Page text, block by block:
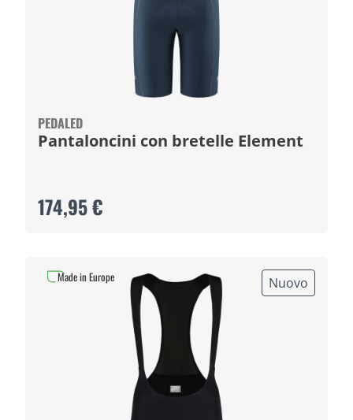
PEDALED
Pantaloncini con bretelle Element
174,95 €
Nuovo
Made in Europe